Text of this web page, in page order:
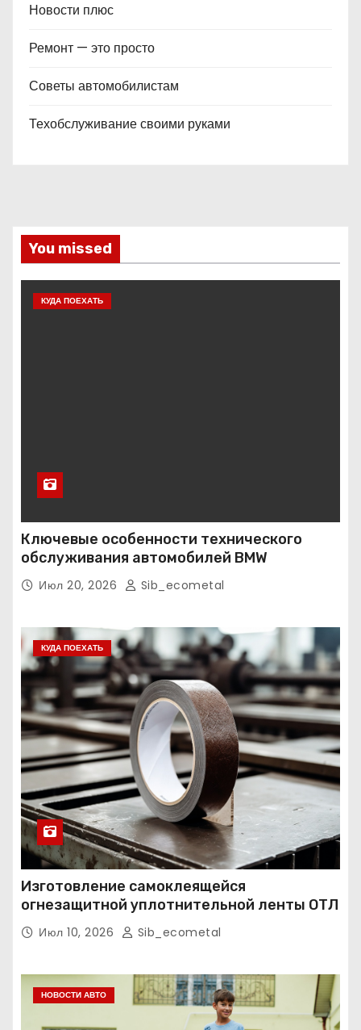
Новости плюс
Ремонт — это просто
Советы автомобилистам
Техобслуживание своими руками
You missed
КУДА ПОЕХАТЬ
Ключевые особенности технического
обслуживания автомобилей BMW
Июл 20, 2026 Sib_ecometal
КУДА ПОЕХАТЬ
Изготовление самоклеящейся
огнезащитной уплотнительной ленты ОТЛ
Июл 10, 2026 Sib_ecometal
НОВОСТИ АВТО